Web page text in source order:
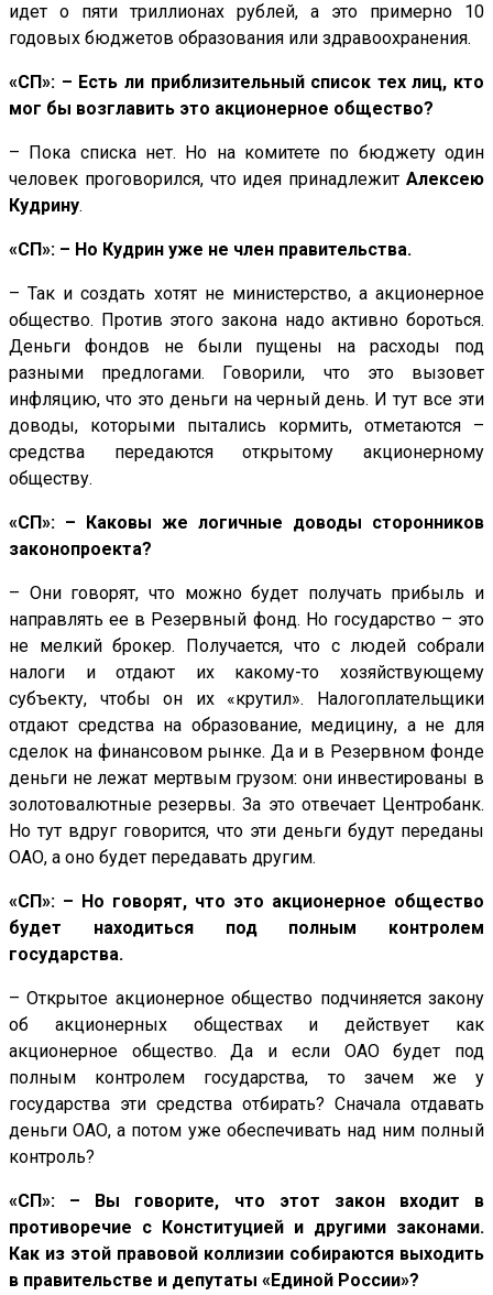
идет о пяти триллионах рублей, а это примерно 10
годовых бюджетов образования или здравоохранения.
«СП»: – Есть ли приблизительный список тех лиц, кто
мог бы возглавить это акционерное общество?
– Пока списка нет. Но на комитете по бюджету один
человек проговорился, что идея принадлежит Алексею
Кудрину.
«СП»: – Но Кудрин уже не член правительства.
– Так и создать хотят не министерство, а акционерное
общество. Против этого закона надо активно бороться.
Деньги фондов не были пущены на расходы под
разными предлогами. Говорили, что это вызовет
инфляцию, что это деньги на черный день. И тут все эти
доводы, которыми пытались кормить, отметаются –
средства передаются открытому акционерному
обществу.
«СП»: – Каковы же логичные доводы сторонников
законопроекта?
– Они говорят, что можно будет получать прибыль и
направлять ее в Резервный фонд. Но государство – это
не мелкий брокер. Получается, что с людей собрали
налоги и отдают их какому-то хозяйствующему
субъекту, чтобы он их «крутил». Налогоплательщики
отдают средства на образование, медицину, а не для
сделок на финансовом рынке. Да и в Резервном фонде
деньги не лежат мертвым грузом: они инвестированы в
золотовалютные резервы. За это отвечает Центробанк.
Но тут вдруг говорится, что эти деньги будут переданы
ОАО, а оно будет передавать другим.
«СП»: – Но говорят, что это акционерное общество
будет находиться под полным контролем
государства.
– Открытое акционерное общество подчиняется закону
об акционерных обществах и действует как
акционерное общество. Да и если ОАО будет под
полным контролем государства, то зачем же у
государства эти средства отбирать? Сначала отдавать
деньги ОАО, а потом уже обеспечивать над ним полный
контроль?
«СП»: – Вы говорите, что этот закон входит в
противоречие с Конституцией и другими законами.
Как из этой правовой коллизии собираются выходить
в правительстве и депутаты «Единой России»?